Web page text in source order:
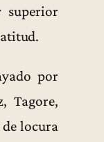
superior
por
Tagore,
de locura